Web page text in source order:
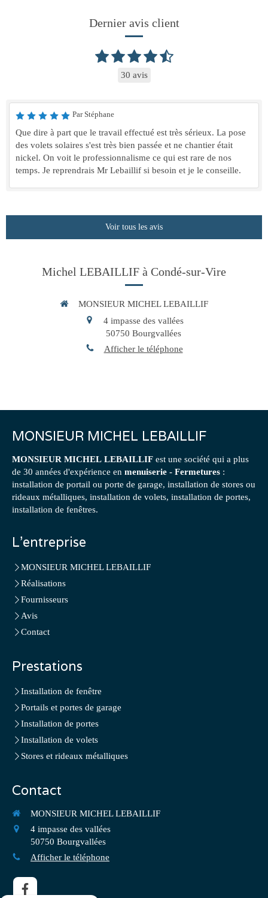
Dernier avis client
30 avis
Par Stéphane
Que dire à part que le travail effectué est très sérieux. La pose
des volets solaires s'est très bien passée et ne chantier était
nickel. On voit le professionnalisme ce qui est rare de nos
temps. Je reprendrais Mr Lebaillif si besoin et je le conseille.
Voir tous les avis
Michel LEBAILLIF à Condé-sur-Vire
MONSIEUR MICHEL LEBAILLIF
4 impasse des vallées
50750 Bourgvallées
Afficher le téléphone
MONSIEUR MICHEL LEBAILLIF
MONSIEUR MICHEL LEBAILLIF est une société qui a plus
de 30 années d'expérience en menuiserie - Fermetures :
installation de portail ou porte de garage, installation de stores ou
rideaux métalliques, installation de volets, installation de portes,
installation de fenêtres.
L'entreprise
MONSIEUR MICHEL LEBAILLIF
Réalisations
Fournisseurs
Avis
Contact
Prestations
Installation de fenêtre
Portails et portes de garage
Installation de portes
Installation de volets
Stores et rideaux métalliques
Contact
MONSIEUR MICHEL LEBAILLIF
4 impasse des vallées
50750 Bourgvallées
Afficher le téléphone